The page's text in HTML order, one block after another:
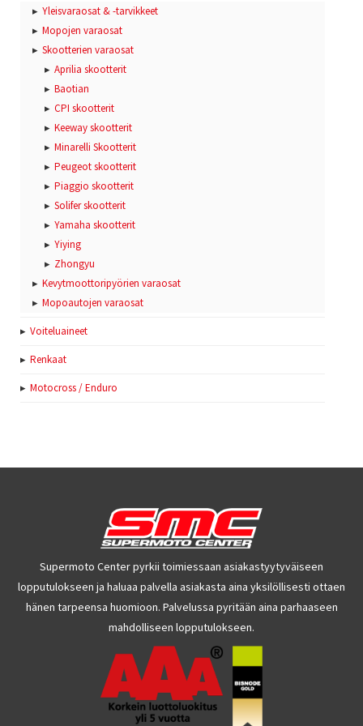
Yleisvaraosat & -tarvikkeet
Mopojen varaosat
Skootterien varaosat
Aprilia skootterit
Baotian
CPI skootterit
Keeway skootterit
Minarelli Skootterit
Peugeot skootterit
Piaggio skootterit
Solifer skootterit
Yamaha skootterit
Yiying
Zhongyu
Kevytmoottoripyörien varaosat
Mopoautojen varaosat
Voiteluaineet
Renkaat
Motocross / Enduro
Supermoto Center pyrkii toimiessaan asiakastyytyväiseen
lopputulokseen ja haluaa palvella asiakasta aina yksilöllisesti ottaen
hänen tarpeensa huomioon. Palvelussa pyritään aina parhaaseen
mahdolliseen lopputulokseen.